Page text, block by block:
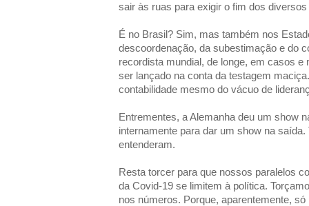
sair às ruas para exigir o fim dos
É no Brasil? Sim, mas também nos
descoordenação, da subestimação e do
recordista mundial, de longe, em casos
ser lançado na conta da testagem
contabilidade mesmo do vácuo de
Entrementes, a Alemanha deu um show
internamente para dar um show na
entenderam.
Resta torcer para que nossos paralelos
da Covid-19 se limitem à política.
nos números. Porque, aparentemente, só